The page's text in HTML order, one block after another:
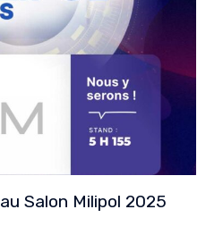
Salon Milipol 2025